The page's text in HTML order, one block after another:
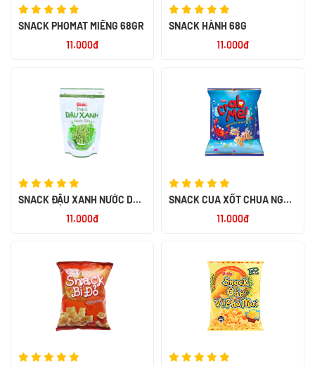
SNACK PHOMAT MIẾNG 68GR
11.000đ
SNACK HÀNH 68G
11.000đ
SNACK ĐẬU XANH NƯỚC DỪA
11.000đ
SNACK CUA XỐT CHUA NGỌT
11.000đ